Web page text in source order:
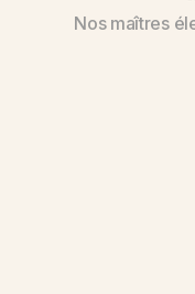
Nos maîtres